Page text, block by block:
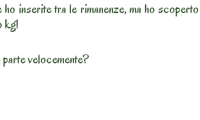
inserite tra le rimanenze, ma ho scoperto
kg!
velocemente?